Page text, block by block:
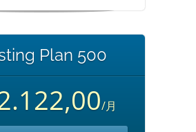
Plan 500
/月